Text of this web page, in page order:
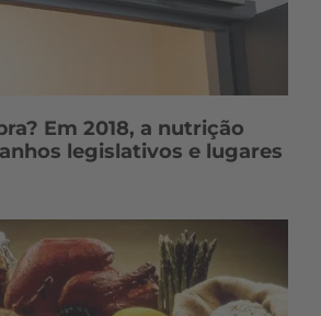
Em 2018, a nutrição
legislativos e lugares